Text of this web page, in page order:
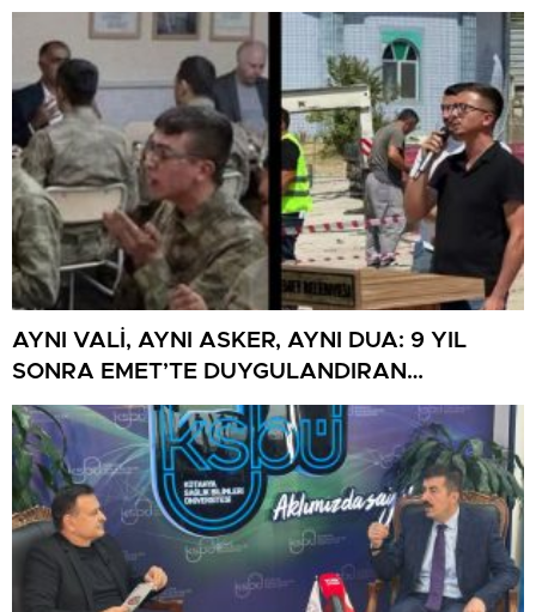
AYNI VALİ, AYNI ASKER, AYNI DUA: 9 YIL
SONRA EMET’TE DUYGULANDIRAN
BULUŞMA